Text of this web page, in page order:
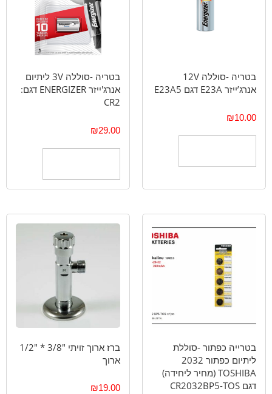
בטריה -סוללה 12V
אנרג’ייזר E23A דגם E23A5
₪10.00
בטריה -סוללה 3V ליתיום
אנרג'ייזר ENERGIZER דגם:
CR2
₪29.00
בטרייה כפתור -סוללת
ליתיום כפתור 2032
TOSHIBA (מחיר ליחידה)
דגם CR2032BP5-TOS
ברז ארוך זויתי "3/8 * "1/2
ארוך
₪19.00